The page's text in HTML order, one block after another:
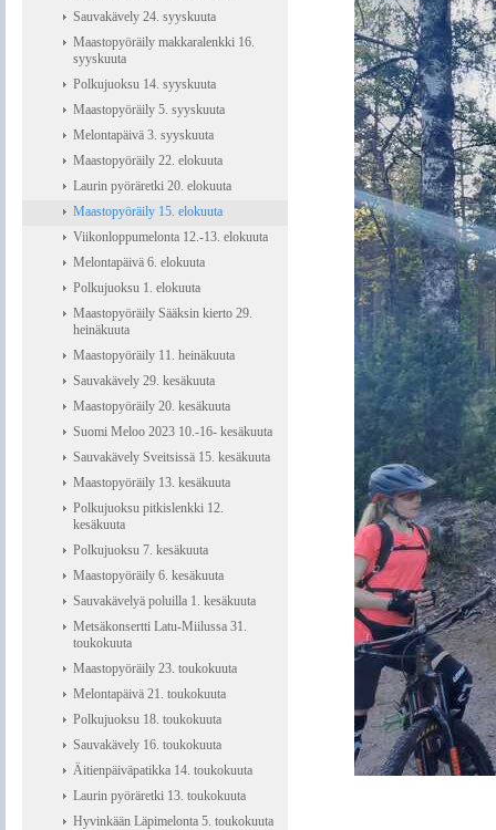
Sauvakävely 24. syyskuuta
Maastopyöräily makkaralenkki 16.
syyskuuta
Polkujuoksu 14. syyskuuta
Maastopyöräily 5. syyskuuta
Melontapäivä 3. syyskuuta
Maastopyöräily 22. elokuuta
Laurin pyöräretki 20. elokuuta
Maastopyöräily 15. elokuuta
Viikonloppumelonta 12.-13. elokuuta
Melontapäivä 6. elokuuta
Polkujuoksu 1. elokuuta
Maastopyöräily Sääksin kierto 29.
heinäkuuta
Maastopyöräily 11. heinäkuuta
Sauvakävely 29. kesäkuuta
Maastopyöräily 20. kesäkuuta
Suomi Meloo 2023 10.-16- kesäkuuta
Sauvakävely Sveitsissä 15. kesäkuuta
Maastopyöräily 13. kesäkuuta
Polkujuoksu pitkislenkki 12.
kesäkuuta
Polkujuoksu 7. kesäkuuta
Maastopyöräily 6. kesäkuuta
Sauvakävelyä poluilla 1. kesäkuuta
Metsäkonsertti Latu-Miilussa 31.
toukokuuta
Maastopyöräily 23. toukokuuta
Melontapäivä 21. toukokuuta
Polkujuoksu 18. toukokuuta
Sauvakävely 16. toukokuuta
Äitienpäiväpatikka 14. toukokuuta
Laurin pyöräretki 13. toukokuuta
Hyvinkään Läpimelonta 5. toukokuuta